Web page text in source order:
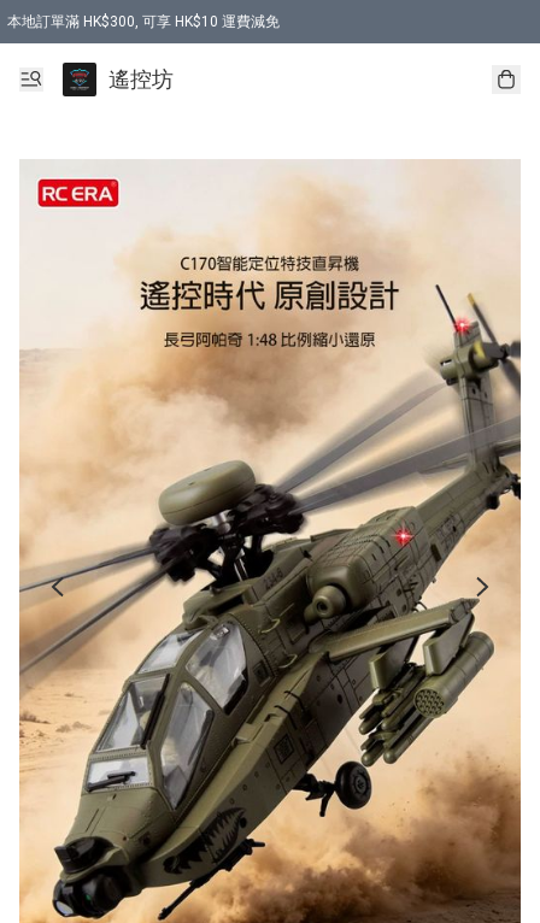
本地訂單滿 HK$300, 可享 HK$10 運費減免
購買 7.6V 6500mah 70C 電池 送 7.6V USB充電器
遙控坊